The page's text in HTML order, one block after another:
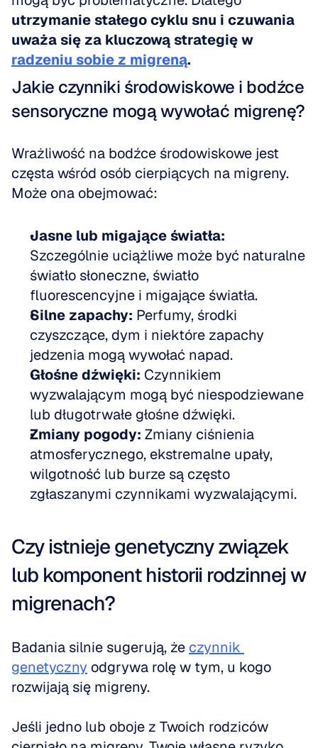
utrzymanie stałego cyklu snu i czuwania
radzeniu sobie z migreną.
Jakie czynniki środowiskowe i bodźce
sensoryczne mogą wywołać migrenę?
Wrażliwość na bodźce środowiskowe jest
częsta wśród osób cierpiących na migreny.
Może ona obejmować:
Jasne lub migające światła:
Szczególnie uciążliwe może być naturalne
światło słoneczne, światło
fluorescencyjne i migające światła.
Silne zapachy: Perfumy, środki
czyszczące, dym i niektóre zapachy
jedzenia mogą wywołać napad.
Głośne dźwięki: Czynnikiem
wyzwalającym mogą być niespodziewane
lub długotrwałe głośne dźwięki.
Zmiany pogody: Zmiany ciśnienia
atmosferycznego, ekstremalne upały,
wilgotność lub burze są często
zgłaszanymi czynnikami wyzwalającymi.
Czy istnieje genetyczny związek
lub komponent historii rodzinnej w
migrenach?
Badania silnie sugerują, że czynnik
genetyczny odgrywa rolę w tym, u kogo
rozwijają się migreny.
Jeśli jedno lub oboje z Twoich rodziców